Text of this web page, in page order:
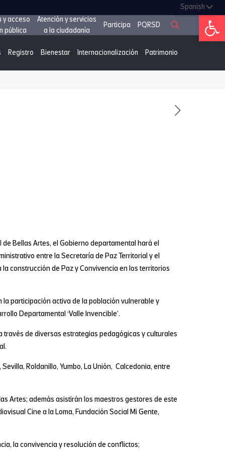
Abrir
y acceso
pública
Atención y servicios
a la ciudadanía
Participa PQRSD
Registro Bienestar Internacionalización Patrimonio
Bellas Artes, el Gobierno departamental hará el
entre la Secretaría de Paz Territorial y el
construcción de Paz y Convivencia en los territorios
participación activa de la población vulnerable y
Departamental ‘Valle Invencible’.
través de diversas estrategias pedagógicas y culturales
Roldanillo, Yumbo, La Unión, Calcedonia, entre
Artes; además asistirán los maestros gestores de este
Cine a la Loma, Fundación Social Mi Gente,
la convivencia y resolución de conflictos;